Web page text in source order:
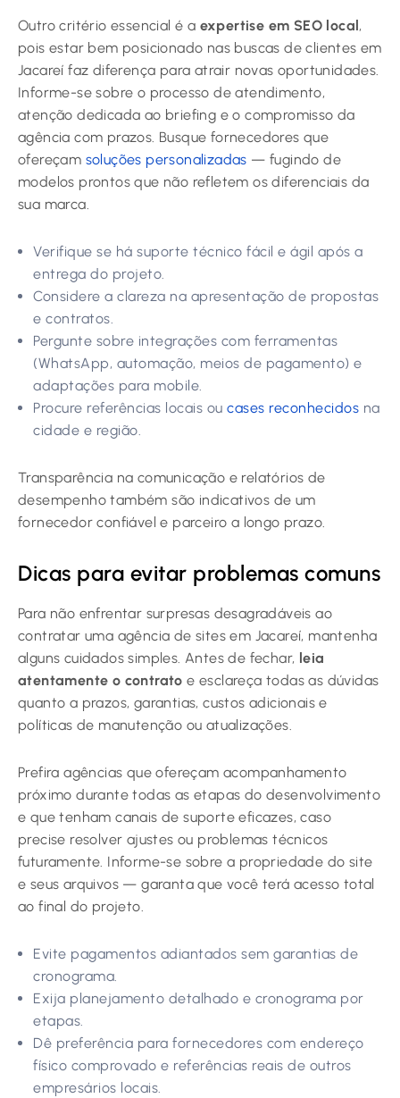
Outro critério essencial é a expertise em SEO local ,
pois estar bem posicionado nas buscas de clientes em
Jacareí faz diferença para atrair novas oportunidades.
Informe-se sobre o processo de atendimento,
atenção dedicada ao briefing e o compromisso da
agência com prazos. Busque fornecedores que
ofereçam soluções personalizadas — fugindo de
modelos prontos que não refletem os diferenciais da
sua marca.
Verifique se há suporte técnico fácil e ágil após a
entrega do projeto.
Considere a clareza na apresentação de propostas
e contratos.
Pergunte sobre integrações com ferramentas
(WhatsApp, automação, meios de pagamento) e
adaptações para mobile.
Procure referências locais ou cases reconhecidos na
cidade e região.
Transparência na comunicação e relatórios de
desempenho também são indicativos de um
fornecedor confiável e parceiro a longo prazo.
Dicas para evitar problemas comuns
Para não enfrentar surpresas desagradáveis ao
contratar uma agência de sites em Jacareí, mantenha
alguns cuidados simples. Antes de fechar, leia
atentamente o contrato e esclareça todas as dúvidas
quanto a prazos, garantias, custos adicionais e
políticas de manutenção ou atualizações.
Prefira agências que ofereçam acompanhamento
próximo durante todas as etapas do desenvolvimento
e que tenham canais de suporte eficazes, caso
precise resolver ajustes ou problemas técnicos
futuramente. Informe-se sobre a propriedade do site
e seus arquivos — garanta que você terá acesso total
ao final do projeto.
Evite pagamentos adiantados sem garantias de
cronograma.
Exija planejamento detalhado e cronograma por
etapas.
Dê preferência para fornecedores com endereço
físico comprovado e referências reais de outros
empresários locais.